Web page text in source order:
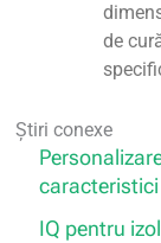
de
Știri conexe
caracteristici
IQ pentru